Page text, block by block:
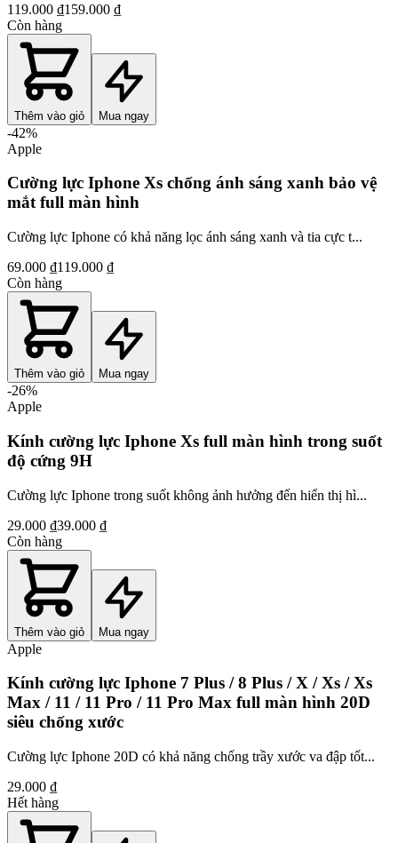
119.000 ₫159.000 ₫
Còn hàng
Thêm vào giỏ Mua ngay
-42%
Apple
Cường lực Iphone Xs chống ánh sáng xanh bảo vệ
mắt full màn hình
Cường lực Iphone có khả năng lọc ánh sáng xanh và tia cực t...
69.000 ₫119.000 ₫
Còn hàng
Thêm vào giỏ Mua ngay
-26%
Apple
Kính cường lực Iphone Xs full màn hình trong suốt
độ cứng 9H
Cường lực Iphone trong suốt không ảnh hưởng đến hiển thị hì...
29.000 ₫39.000 ₫
Còn hàng
Thêm vào giỏ Mua ngay
Apple
Kính cường lực Iphone 7 Plus / 8 Plus / X / Xs / Xs
Max / 11 / 11 Pro / 11 Pro Max full màn hình 20D
siêu chống xước
Cường lực Iphone 20D có khả năng chống trầy xước va đập tốt...
29.000 ₫
Hết hàng